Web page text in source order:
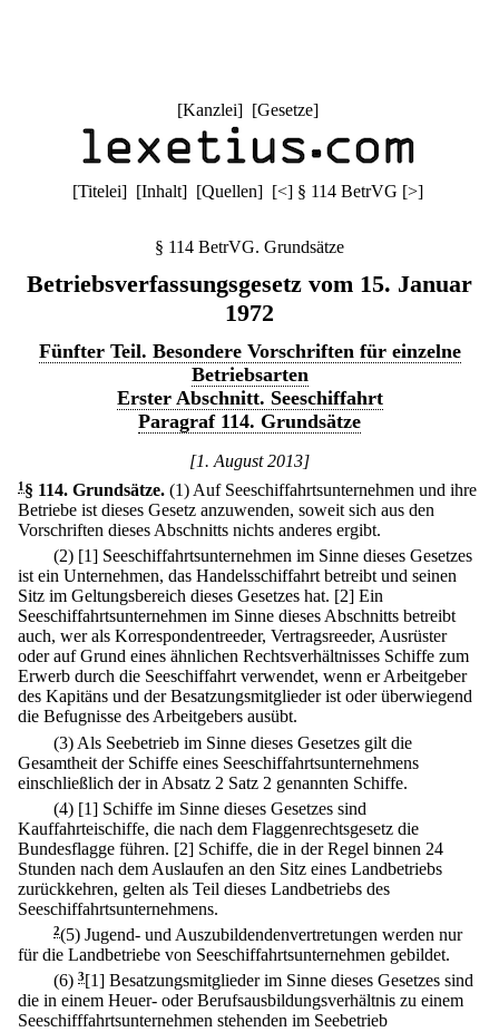
[Kanzlei] [Gesetze]
[Titelei] [Inhalt] [Quellen] [<] § 114 BetrVG [>]
§ 114 BetrVG. Grundsätze
Betriebsverfassungsgesetz vom 15. Januar
1972
Fünfter Teil. Besondere Vorschriften für einzelne
Betriebsarten
Erster Abschnitt. Seeschiffahrt
Paragraf 114. Grundsätze
[1. August 2013]
1 § 114. Grundsätze. (1) Auf Seeschiffahrtsunternehmen und ihre
Betriebe ist dieses Gesetz anzuwenden, soweit sich aus den
Vorschriften dieses Abschnitts nichts anderes ergibt.
(2) [1] Seeschiffahrtsunternehmen im Sinne dieses Gesetzes
ist ein Unternehmen, das Handelsschiffahrt betreibt und seinen
Sitz im Geltungsbereich dieses Gesetzes hat. [2] Ein
Seeschiffahrtsunternehmen im Sinne dieses Abschnitts betreibt
auch, wer als Korrespondentreeder, Vertragsreeder, Ausrüster
oder auf Grund eines ähnlichen Rechtsverhältnisses Schiffe zum
Erwerb durch die Seeschiffahrt verwendet, wenn er Arbeitgeber
des Kapitäns und der Besatzungsmitglieder ist oder überwiegend
die Befugnisse des Arbeitgebers ausübt.
(3) Als Seebetrieb im Sinne dieses Gesetzes gilt die
Gesamtheit der Schiffe eines Seeschiffahrtsunternehmens
einschließlich der in Absatz 2 Satz 2 genannten Schiffe.
(4) [1] Schiffe im Sinne dieses Gesetzes sind
Kauffahrteischiffe, die nach dem Flaggenrechtsgesetz die
Bundesflagge führen. [2] Schiffe, die in der Regel binnen 24
Stunden nach dem Auslaufen an den Sitz eines Landbetriebs
zurückkehren, gelten als Teil dieses Landbetriebs des
Seeschiffahrtsunternehmens.
2(5) Jugend- und Auszubildendenvertretungen werden nur
für die Landbetriebe von Seeschiffahrtsunternehmen gebildet.
(6) 3[1] Besatzungsmitglieder im Sinne dieses Gesetzes sind
die in einem Heuer- oder Berufsausbildungsverhältnis zu einem
Seeschifffahrtsunternehmen stehenden im Seebetrieb